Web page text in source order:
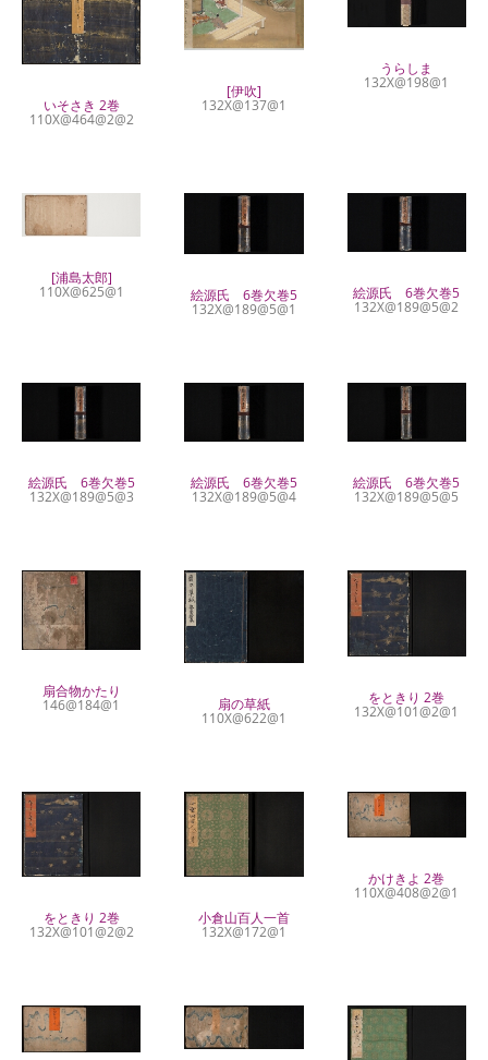
いそさき 2巻
110X@464@2@2
[伊吹]
132X@137@1
うらしま
132X@198@1
[浦島太郎]
110X@625@1 絵源氏 6巻欠巻5
132X@189@5@1
絵源氏 6巻欠巻5
132X@189@5@2
絵源氏 6巻欠巻5
132X@189@5@3
絵源氏 6巻欠巻5
132X@189@5@4
絵源氏 6巻欠巻5
132X@189@5@5
扇合物かたり
146@184@1 扇の草紙
110X@622@1
をときり 2巻
132X@101@2@1
をときり 2巻
132X@101@2@2
小倉山百人一首
132X@172@1
かけきよ 2巻
110X@408@2@1